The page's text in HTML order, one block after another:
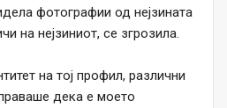
фотографии од нејзината
на нејзиниот, се згрозила.
на тој профил, различни
дека е моето